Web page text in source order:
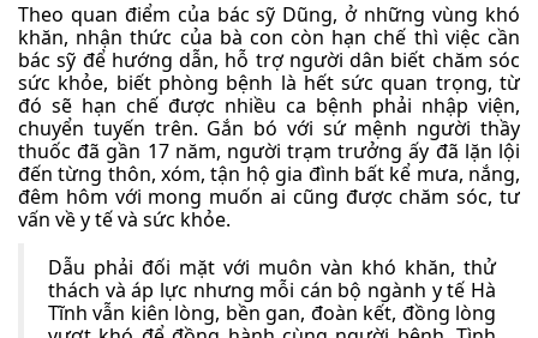
Theo quan điểm của bác sỹ Dũng, ở những vùng khó
khăn, nhận thức của bà con còn hạn chế thì việc cần
bác sỹ để hướng dẫn, hỗ trợ người dân biết chăm sóc
sức khỏe, biết phòng bệnh là hết sức quan trọng, từ
đó sẽ hạn chế được nhiều ca bệnh phải nhập viện,
chuyển tuyến trên. Gắn bó với sứ mệnh người thầy
thuốc đã gần 17 năm, người trạm trưởng ấy đã lặn lội
đến từng thôn, xóm, tận hộ gia đình bất kể mưa, nắng,
đêm hôm với mong muốn ai cũng được chăm sóc, tư
vấn về y tế và sức khỏe.
Dẫu phải đối mặt với muôn vàn khó khăn, thử
thách và áp lực nhưng mỗi cán bộ ngành y tế Hà
Tĩnh vẫn kiên lòng, bền gan, đoàn kết, đồng lòng